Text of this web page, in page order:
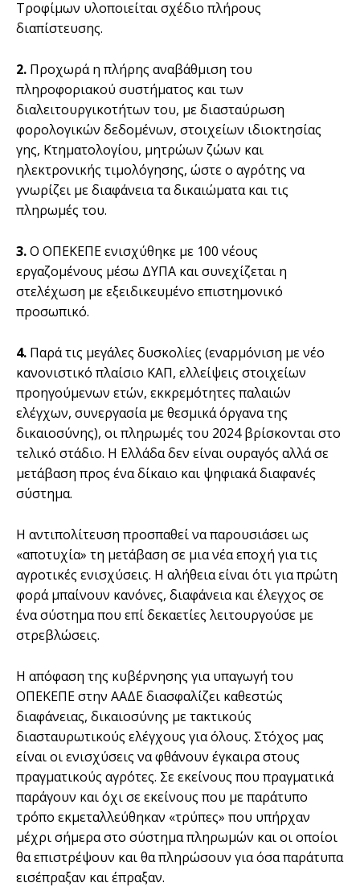
Τροφίμων υλοποιείται σχέδιο πλήρους
διαπίστευσης.
2. Προχωρά η πλήρης αναβάθμιση του
πληροφοριακού συστήματος και των
διαλειτουργικοτήτων του, με διασταύρωση
φορολογικών δεδομένων, στοιχείων ιδιοκτησίας
γης, Κτηματολογίου, μητρώων ζώων και
ηλεκτρονικής τιμολόγησης, ώστε ο αγρότης να
γνωρίζει με διαφάνεια τα δικαιώματα και τις
πληρωμές του.
3.Ο ΟΠΕΚΕΠΕ ενισχύθηκε με 100 νέους
εργαζομένους μέσω ΔΥΠΑ και συνεχίζεται η
στελέχωση με εξειδικευμένο επιστημονικό
προσωπικό.
4. Παρά τις μεγάλες δυσκολίες (εναρμόνιση με νέο
κανονιστικό πλαίσιο ΚΑΠ, ελλείψεις στοιχείων
προηγούμενων ετών, εκκρεμότητες παλαιών
ελέγχων, συνεργασία με θεσμικά όργανα της
δικαιοσύνης), οι πληρωμές του 2024 βρίσκονται στο
τελικό στάδιο. Η Ελλάδα δεν είναι ουραγός αλλά σε
μετάβαση προς ένα δίκαιο και ψηφιακά διαφανές
σύστημα.
Η αντιπολίτευση προσπαθεί να παρουσιάσει ως
«αποτυχία» τη μετάβαση σε μια νέα εποχή για τις
αγροτικές ενισχύσεις. Η αλήθεια είναι ότι για πρώτη
φορά μπαίνουν κανόνες, διαφάνεια και έλεγχος σε
ένα σύστημα που επί δεκαετίες λειτουργούσε με
στρεβλώσεις.
Η απόφαση της κυβέρνησης για υπαγωγή του
ΟΠΕΚΕΠΕ στην ΑΑΔΕ διασφαλίζει καθεστώς
διαφάνειας, δικαιοσύνης με τακτικούς
διασταυρωτικούς ελέγχους για όλους. Στόχος μας
είναι οι ενισχύσεις να φθάνουν έγκαιρα στους
πραγματικούς αγρότες. Σε εκείνους που πραγματικά
παράγουν και όχι σε εκείνους που με παράτυπο
τρόπο εκμεταλλεύθηκαν «τρύπες» που υπήρχαν
μέχρι σήμερα στο σύστημα πληρωμών και οι οποίοι
θα επιστρέψουν και θα πληρώσουν για όσα παράτυπα
εισέπραξαν και έπραξαν.